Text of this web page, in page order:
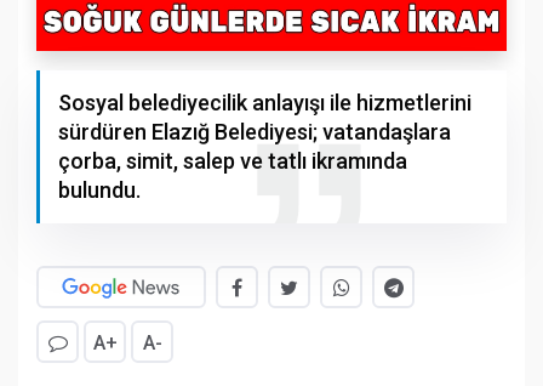
Sosyal belediyecilik anlayışı ile hizmetlerini
sürdüren Elazığ Belediyesi; vatandaşlara
çorba, simit, salep ve tatlı ikramında
bulundu.
A+ A-